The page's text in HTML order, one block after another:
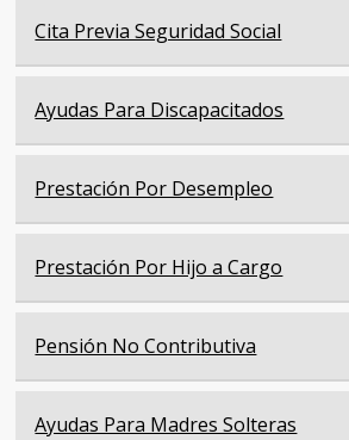
Cita Previa Seguridad Social
Ayudas Para Discapacitados
Prestación Por Desempleo
Prestación Por Hijo a Cargo
Pensión No Contributiva
Ayudas Para Madres Solteras